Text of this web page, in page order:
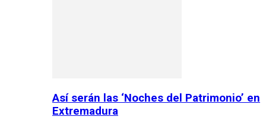
Así serán las ‘Noches del Patrimonio’ en
Extremadura